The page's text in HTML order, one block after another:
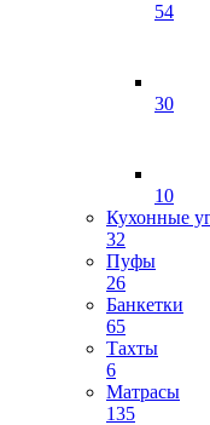
54
30
10
Кухонные
32
Пуфы
26
Банкетки
65
Тахты
6
Матрасы
135